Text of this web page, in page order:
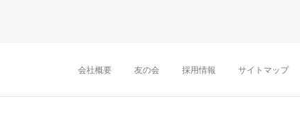
八王子店
近畿
大阪難波店
京
岡山店
広島店
会社概要 友の会 採用情報 サイトマップ